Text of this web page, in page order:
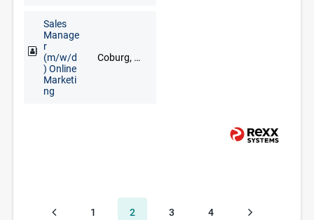
Sales
Manage
r
(m/w/d
) Online
Marketi
ng
Coburg, Kronach, Kulmbach, Lichtenfels
1 2 3 4